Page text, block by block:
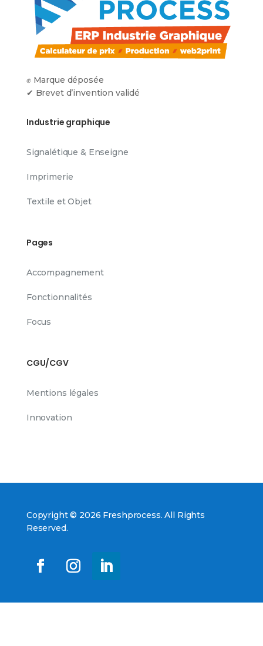
✊ Marque déposée
✔ Brevet d’invention validé
Industrie graphique
Signalétique & Enseigne
Imprimerie
Textile et Objet
Pages
Accompagnement
Fonctionnalités
Focus
CGU/CGV
Mentions légales
Innovation
Copyright © 2026 Freshprocess. All Rights
Reserved.